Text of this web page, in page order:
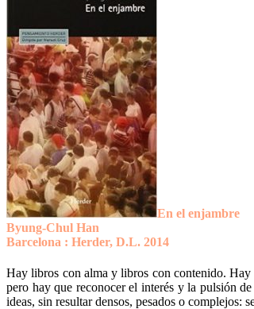
En el enjambre
Byung-Chul Han
Barcelona : Herder, D.L. 2014
Hay libros con alma y libros con contenido. Hay
pero hay que reconocer el interés y la pulsión
ideas, sin resultar densos, pesados o complejos: